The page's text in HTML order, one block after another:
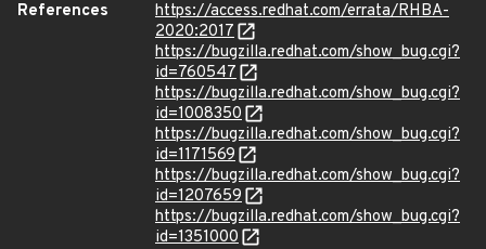
References
https://access.redhat.com/errata/RHBA-
2020:2017
https://bugzilla.redhat.com/show_bug.cgi?
id=760547
https://bugzilla.redhat.com/show_bug.cgi?
id=1008350
https://bugzilla.redhat.com/show_bug.cgi?
id=1171569
https://bugzilla.redhat.com/show_bug.cgi?
id=1207659
https://bugzilla.redhat.com/show_bug.cgi?
id=1351000